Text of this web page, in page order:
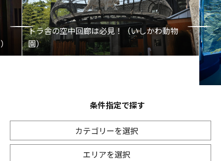
条件指定で探す
カテゴリーを選択
エリアを選択